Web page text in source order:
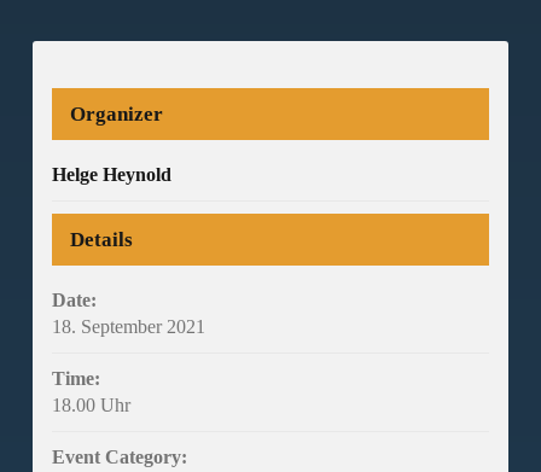
Organizer
Helge Heynold
Details
Date:
18. September 2021
Time:
18.00 Uhr
Event Category: